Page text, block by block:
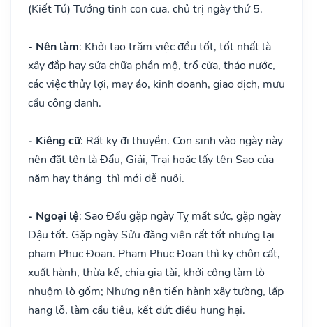
(Kiết Tú) Tướng tinh con cua, chủ trị ngày thứ 5.
- Nên làm: Khởi tạo trăm việc đều tốt, tốt nhất là
xây đắp hay sửa chữa phần mộ, trổ cửa, tháo nước,
các việc thủy lợi, may áo, kinh doanh, giao dịch, mưu
cầu công danh.
- Kiêng cữ: Rất kỵ đi thuyền. Con sinh vào ngày này
nên đặt tên là Đẩu, Giải, Trại hoặc lấy tên Sao của
năm hay tháng thì mới dễ nuôi.
- Ngoại lệ: Sao Đẩu gặp ngày Tỵ mất sức, gặp ngày
Dậu tốt. Gặp ngày Sửu đăng viên rất tốt nhưng lại
phạm Phục Đoạn. Phạm Phục Đoạn thì kỵ chôn cất,
xuất hành, thừa kế, chia gia tài, khởi công làm lò
nhuộm lò gốm; Nhưng nên tiến hành xây tường, lấp
hang lỗ, làm cầu tiêu, kết dứt điều hung hại.